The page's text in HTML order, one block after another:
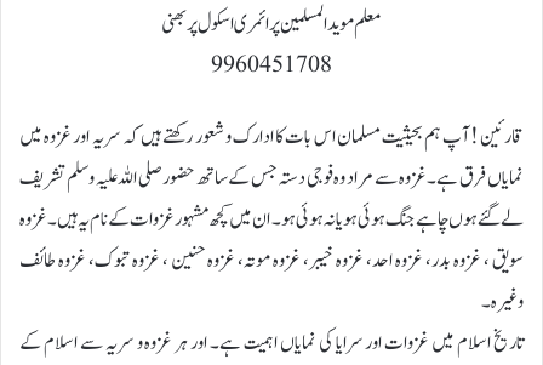
معلم مویدالمسلمین پرائمری اسکول پربھنی
9960451708
قارئین ! آپ ہم بحیثیت مسلمان اس بات کا ادارک و شعور رکھتے ہیں کہ سریہ اور غزوہ میں
نمایاں فرق ہے۔ غزوہ سے مراد وہ فوجی دستہ جس کے ساتھ حضور صلی اللہ علیہ وسلم تشریف
لے گئے ہوں چاہے جنگ ہوئی ہو یا نہ ہوئی ہو۔ ان میں کچھ مشہور غزوات کے نام یہ ہیں۔ غزوہ
سویق ، غزوہ بدر، غزوہ احد، غزوہ خیبر، غزوہ موتہ، غزوہ حنین ، غزوہ تبوک، غزوہ طائف
وغیرہ۔
تاریخ اسلام میں غزوات اور سرایا کی نمایاں اہمیت ہے۔ اور ہر غزوہ و سریہ سے اسلام کے